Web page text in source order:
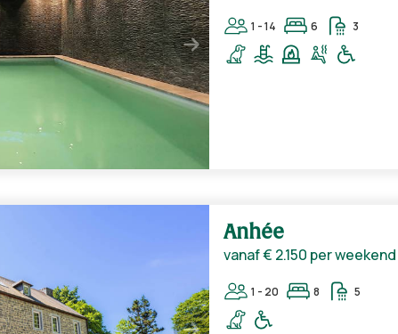
1 - 14 6 3
Anhée
vanaf€ 2.150 per weekend
1 - 20 8 5